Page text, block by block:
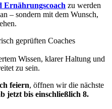
Ernährungscoach zu werden
– sondern mit dem Wunsch,
geprüften Coaches
Wissen, klarer Haltung und
zu sein.
feiern, öffnen wir die nächste
jetzt bis einschließlich 8.